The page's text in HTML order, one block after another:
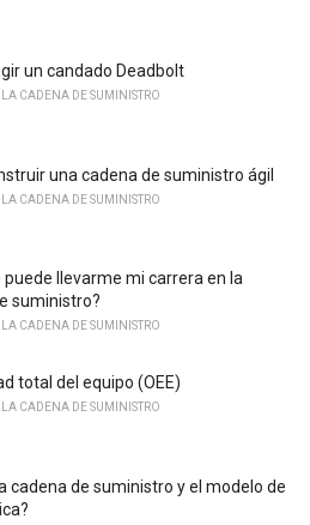
un candado Deadbolt
CADENA DE SUMINISTRO
una cadena de suministro ágil
CADENA DE SUMINISTRO
puede llevarme mi carrera en la
suministro?
CADENA DE SUMINISTRO
total del equipo (OEE)
CADENA DE SUMINISTRO
cadena de suministro y el modelo de